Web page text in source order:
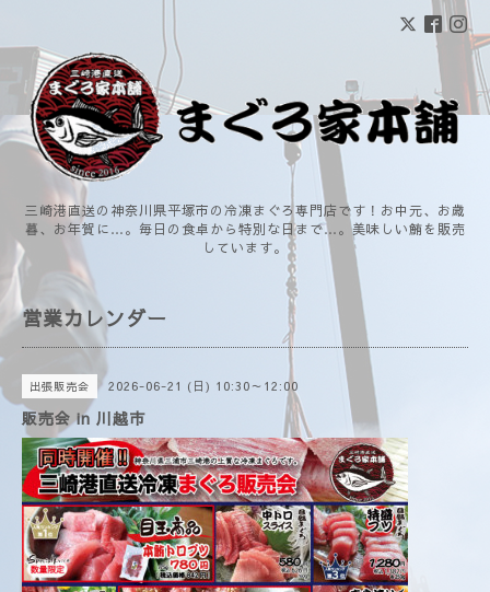
三崎港直送の神奈川県平塚市の冷凍まぐろ専門店です！お中元、お歳
暮、お年賀に…。毎日の食卓から特別な日まで…。美味しい鮪を販売
しています。
営業カレンダー
出張販売会 2026-06-21 (日) 10:30～12:00
販売会 in 川越市